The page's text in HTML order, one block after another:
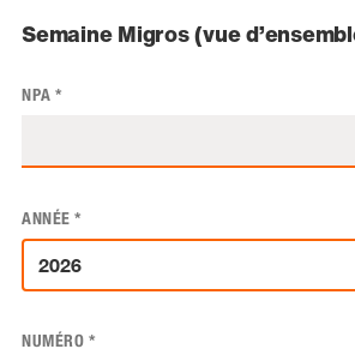
Semaine Migros (vue
NPA *
ANNÉE *
NUMÉRO *